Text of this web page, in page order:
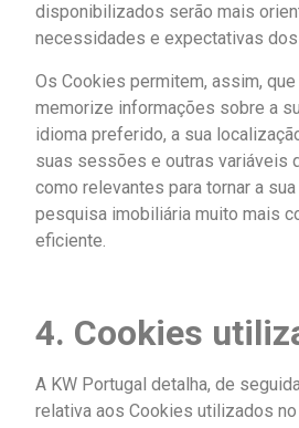
disponibilizados serão mais
necessidades e expectativas
Os Cookies permitem, assim,
memorize informações sobre a
idioma preferido, a sua
suas sessões e outras variáveis
como relevantes para tornar a
pesquisa imobiliária muito mais
eficiente.
4. Cookies
A KW Portugal detalha, de
relativa aos Cookies utilizados